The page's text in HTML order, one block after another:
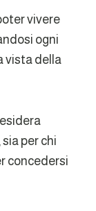
vivere
ogni
vista della
per chi
concedersi